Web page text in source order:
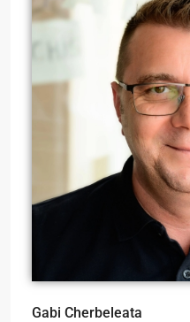
Gabi Cherbeleata